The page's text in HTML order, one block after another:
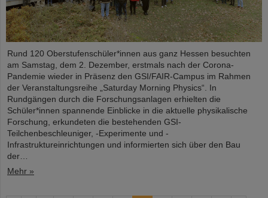
Rund 120 Oberstufenschüler*innen aus ganz Hessen besuchten
am Samstag, dem 2. Dezember, erstmals nach der Corona-
Pandemie wieder in Präsenz den GSI/FAIR-Campus im Rahmen
der Veranstaltungsreihe „Saturday Morning Physics“. In
Rundgängen durch die Forschungsanlagen erhielten die
Schüler*innen spannende Einblicke in die aktuelle physikalische
Forschung, erkundeten die bestehenden GSI-
Teilchenbeschleuniger, -Experimente und -
Infrastruktureinrichtungen und informierten sich über den Bau
der…
Mehr »